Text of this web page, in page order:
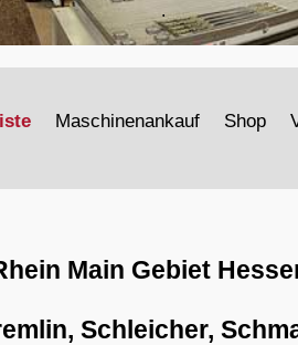
.
Maschinenankauf Shop
Main Gebiet
Schleicher,